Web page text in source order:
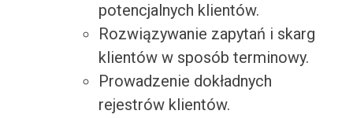
potencjalnych klientów.
Rozwiązywanie zapytań i skarg
klientów w sposób terminowy.
Prowadzenie dokładnych
rejestrów klientów.